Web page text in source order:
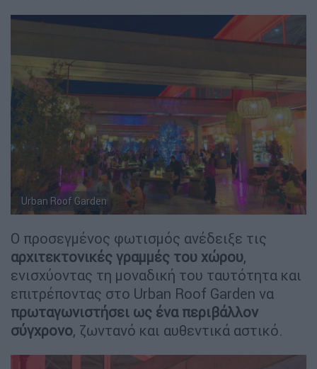
Urban Roof Garden
Ο προσεγμένος φωτισμός ανέδειξε τις
αρχιτεκτονικές γραμμές του χώρου,
ενισχύοντας τη μοναδική του ταυτότητα και
επιτρέποντας στο Urban Roof Garden να
πρωταγωνιστήσει ως ένα περιβάλλον
σύγχρονο, ζωντανό και αυθεντικά αστικό.